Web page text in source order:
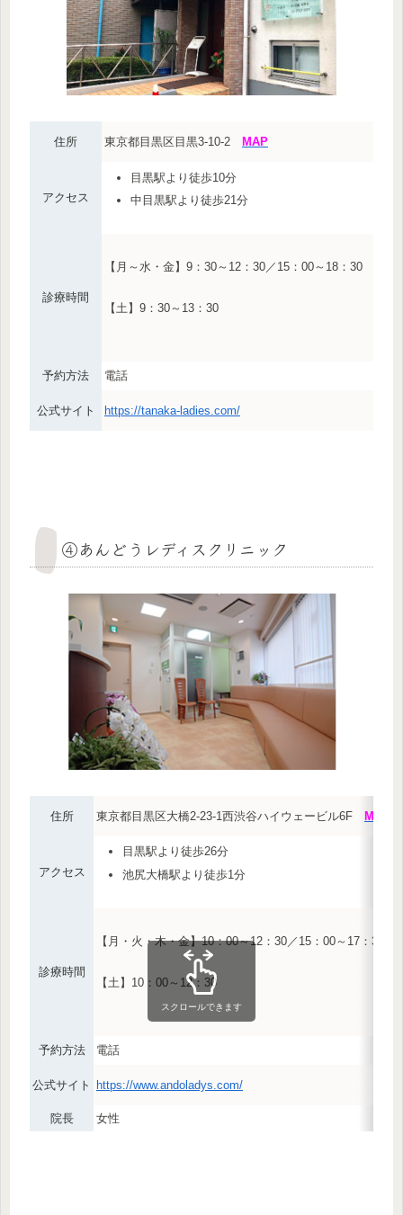
住所 東京都目黒区目黒3-10-2 MAP
アクセス
目黒駅より徒歩10分
中目黒駅より徒歩21分
診療時間
【月～水・金】9：30～12：30／15：00～18：30
【土】9：30～13：30
予約方法 電話
公式サイト https://tanaka-ladies.com/
④あんどうレディスクリニック
住所 東京都目黒区大橋2-23-1西渋谷ハイウェービル6F MAP
アクセス
目黒駅より徒歩26分
池尻大橋駅より徒歩1分
診療時間
【月・火・木・金】10：00～12：30／15：00～17：30
【土】10：00～12：30
予約方法 電話
公式サイト https://www.andoladys.com/
院長 女性
スクロールできます